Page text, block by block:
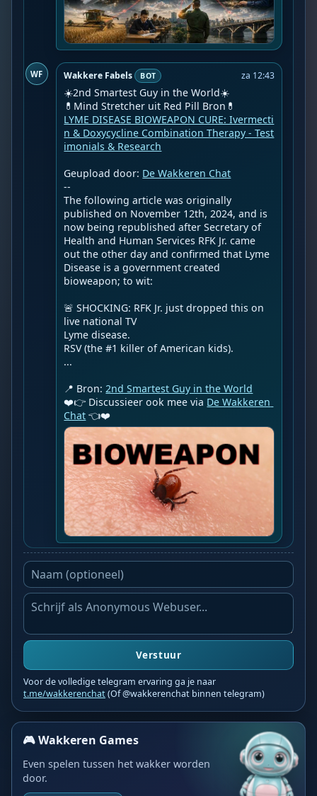
WF Wakkere Fabels BOT za 12:43
☀️2nd Smartest Guy in the World☀️
LYME DISEASE BIOWEAPON CURE: Ivermecti
n & Doxycycline Combination Therapy - Test
imonials & Research
Geupload door: De Wakkeren Chat
--
The following article was originally
published on November 12th, 2024, and is
now being republished after Secretary of
Health and Human Services RFK Jr. came
out the other day and confirmed that Lyme
Disease is a government created
bioweapon; to wit:
🚨 SHOCKING: RFK Jr. just dropped this on
live national TV
Lyme disease.
RSV (the #1 killer of American kids).
...
📍 Bron: 2nd Smartest Guy in the World
❤️👉 Discussieer ook mee via De Wakkeren
Chat 👈❤️
Verstuur
Voor de volledige telegram ervaring ga je naar
t.me/wakkerenchat(Of @wakkerenchat binnen telegram)
🎮 Wakkeren Games
Even spelen tussen het wakker worden
door.